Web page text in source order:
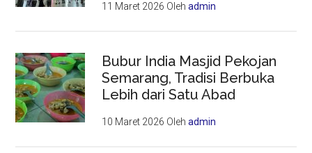
11 Maret 2026 Olehadmin
Bubur India Masjid Pekojan
Semarang, Tradisi Berbuka
Lebih dari Satu Abad
10 Maret 2026 Olehadmin